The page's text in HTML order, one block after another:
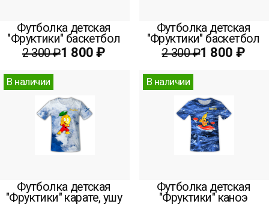
Футболка детская
"Фруктики" баскетбол
2 300 ₽1 800 ₽
Футболка детская
"Фруктики" баскетбол
2 300 ₽1 800 ₽
В наличии
Футболка детская
"Фруктики" карате, ушу
В наличии
Футболка детская
"Фруктики" каноэ